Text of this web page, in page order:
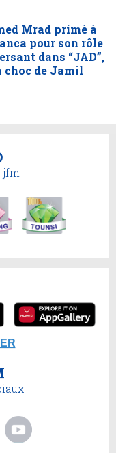
Mrad primé à
pour son rôle
dans “JAD”,
choc de Jamil
jfm